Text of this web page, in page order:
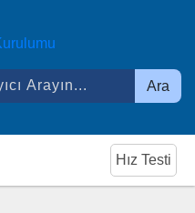
Ara
Hız Testi